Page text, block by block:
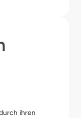
ihren